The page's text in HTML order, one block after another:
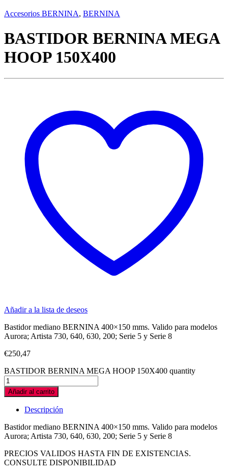
Accesorios BERNINA, BERNINA
BASTIDOR BERNINA MEGA
HOOP 150X400
Añadir a la lista de deseos
Bastidor mediano BERNINA 400×150 mms. Valido para modelos
Aurora; Artista 730, 640, 630, 200; Serie 5 y Serie 8
€250,47
BASTIDOR BERNINA MEGA HOOP 150X400 quantity
Añadir al carrito
Descripción
Bastidor mediano BERNINA 400×150 mms. Valido para modelos
Aurora; Artista 730, 640, 630, 200; Serie 5 y Serie 8
PRECIOS VALIDOS HASTA FIN DE EXISTENCIAS.
CONSULTE DISPONIBILIDAD